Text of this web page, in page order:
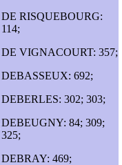
DE RISQUEBOURG:
114;
DE VIGNACOURT: 357;
DEBASSEUX: 692;
DEBERLES: 302; 303;
DEBEUGNY: 84; 309;
325;
DEBRAY: 469;